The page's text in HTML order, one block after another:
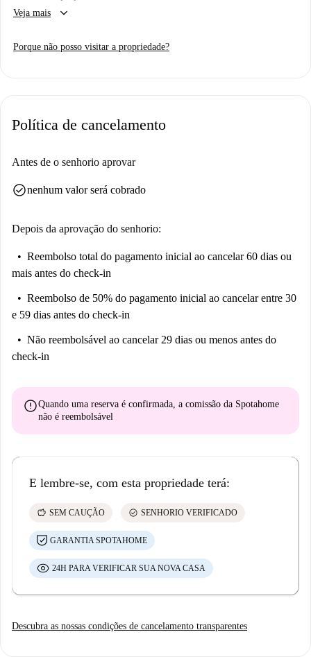
Veja mais
keyboard_arrow_down
Porque não posso visitar a propriedade?
Política de cancelamento
Antes de o senhorio aprovar
check_circlenenhum valor será cobrado
Depois da aprovação do senhorio:
Reembolso total do pagamento inicial ao cancelar 60 dias ou
mais antes do check-in
Reembolso de 50% do pagamento inicial ao cancelar entre 30
e 59 dias antes do check-in
Não reembolsável ao cancelar 29 dias ou menos antes do
check-in
errorQuando uma reserva é confirmada, a comissão da Spotahome
não é reembolsável
E lembre-se, com esta propriedade terá:
savings SEM CAUÇÃO check_circle SENHORIO VERIFICADO
GARANTIA SPOTAHOME
24H PARA VERIFICAR SUA NOVA CASA
Descubra as nossas condições de cancelamento transparentes